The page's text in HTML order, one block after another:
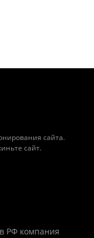
сайта.
сайт.
РФ компания